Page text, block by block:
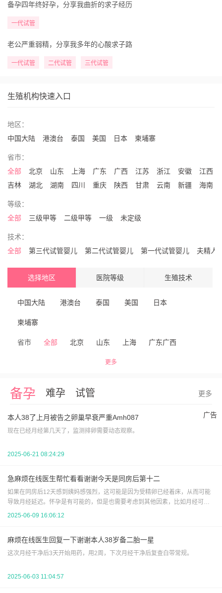
备孕四年终好孕，分享我曲折的求子经历
一代试管
老公严重弱精，分享我多年的心酸求子路
一代试管 二代试管 三代试管
生殖机构快速入口
地区：
中国大陆
港澳台 泰国 美国 日本 柬埔寨
省市：
全部
北京 山东 上海 广东 广西 江苏 浙江 安徽 江西
吉林
湖北 湖南 四川 重庆 陕西 甘肃 云南 新疆 海南
等级：
全部
三级甲等 二级甲等 一级 未定级
技术：
全部
第三代试管婴儿 第二代试管婴儿 第一代试管婴儿 夫精人
选择地区 医院等级 生殖技术
中国大陆 港澳台 泰国 美国 日本
柬埔寨
省市 全部 北京 山东 上海 广东广西
江西
重庆
青海 宁夏黑龙江 内蒙古
更多
备孕 难孕 试管 更多
广告
本人38了上月被告之卵巢早衰严重Amh087
现在已经月经第几天了，监测排卵需要动态观察。
2025-06-21 08:24:29
急麻烦在线医生帮忙看看谢谢今天是同房后第十二
如果在同房后12天感到姨妈感强烈，这可能是因为受精卵已经着床，从而可能
导致月经延迟。怀孕是有可能的，但是也需要考虑到其他因素，比如月经可能
因为各种原因（如压力、健康问题等）而延迟。建议去医院抽血化验hcg，可以
2025-06-09 16:06:12
麻烦在线医生回复一下谢谢本人38岁备二胎一星
这次月经干净后3天开始用药，用2周，下次月经干净后复查白带常规。
2025-06-03 11:04:57